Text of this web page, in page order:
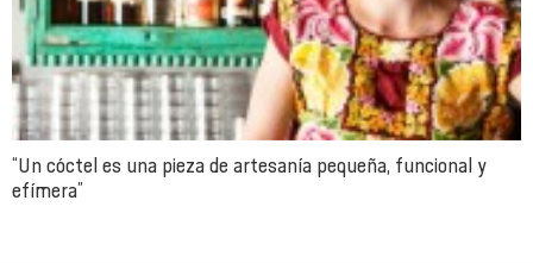
“Un cóctel es una pieza de artesanía pequeña, funcional y
efímera”